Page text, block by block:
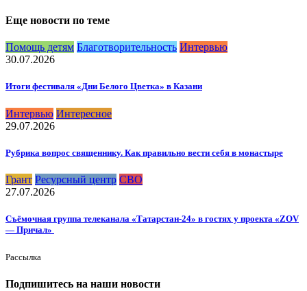
Еще новости по теме
Помощь детям Благотворительность Интервью
30.07.2026
Итоги фестиваля «Дни Белого Цветка» в Казани
Интервью Интересное
29.07.2026
Рубрика вопрос священнику. Как правильно вести себя в монастыре
Грант Ресурсный центр СВО
27.07.2026
Съёмочная группа телеканала «Татарстан-24» в гостях у проекта «ZOV
— Причал»
Рассылка
Подпишитесь на наши новости